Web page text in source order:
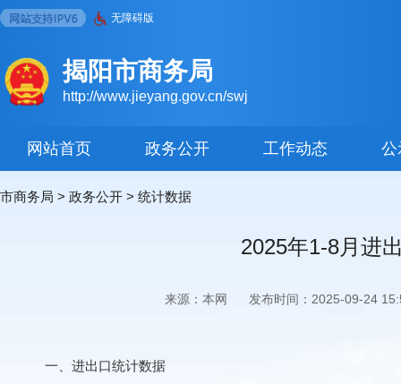
无障碍版
揭阳市商务局
http://www.jieyang.gov.cn/swj
网站首页 政务公开 工作动态 公
市商务局 > 政务公开 > 统计数据
2025年1-8月进
来源：本网 发布时间：2025-09-24
一、进出口统计数据